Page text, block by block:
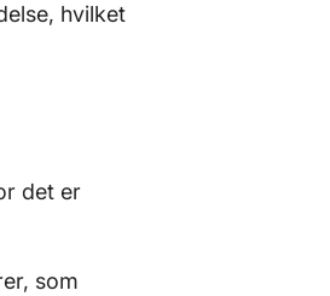
hvilket
det er
som